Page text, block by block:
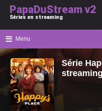
PapaDuStream v2
Séries en streaming
Menu
Série